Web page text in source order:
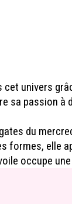
cet univers
sa passion à
du
formes,
occupe